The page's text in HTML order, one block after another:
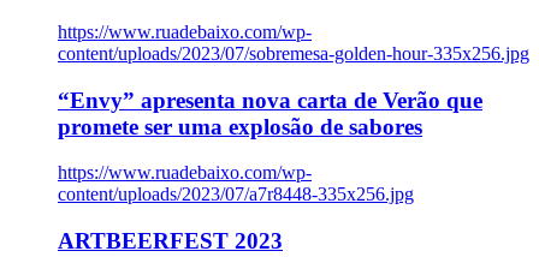
https://www.ruadebaixo.com/wp-
content/uploads/2023/07/sobremesa-golden-hour-335x256.jpg
“Envy” apresenta nova carta de Verão que
promete ser uma explosão de sabores
https://www.ruadebaixo.com/wp-
content/uploads/2023/07/a7r8448-335x256.jpg
ARTBEERFEST 2023